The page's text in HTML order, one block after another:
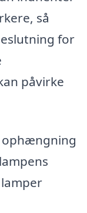
så
for
påvirke
ophængning